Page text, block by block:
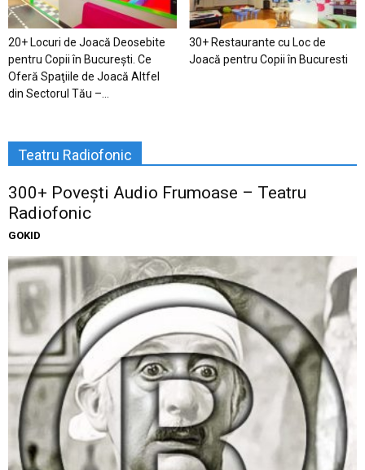
20+ Locuri de Joacă Deosebite
pentru Copii în Bucureşti. Ce
Oferă Spaţiile de Joacă Altfel
din Sectorul Tău –...
30+ Restaurante cu Loc de
Joacă pentru Copii în Bucuresti
Teatru Radiofonic
300+ Povești Audio Frumoase – Teatru
Radiofonic
GOKID